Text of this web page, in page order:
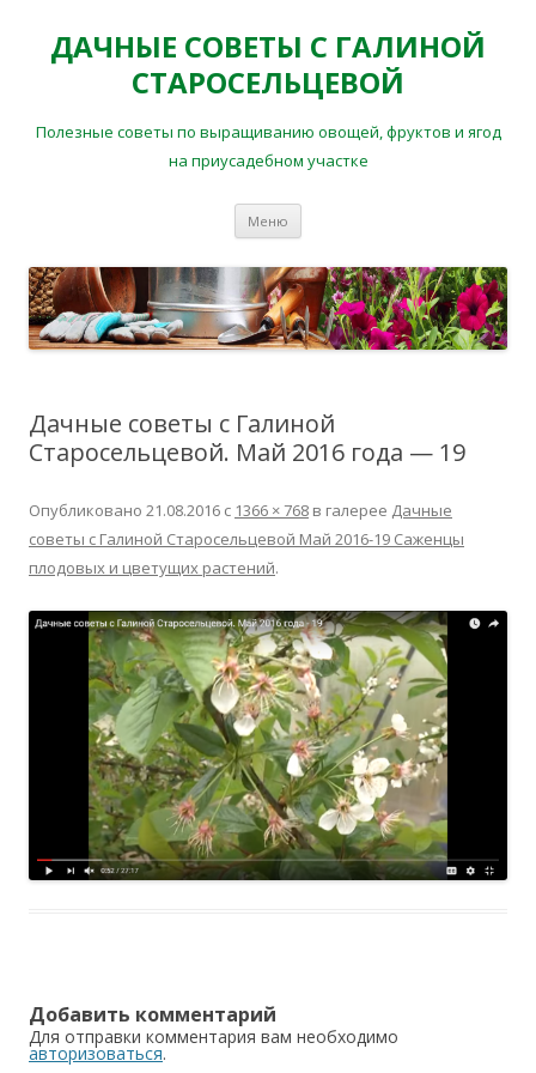
ДАЧНЫЕ СОВЕТЫ С ГАЛИНОЙ
СТАРОСЕЛЬЦЕВОЙ
Полезные советы по выращиванию овощей, фруктов и ягод
на приусадебном участке
Меню
Дачные советы с Галиной
Старосельцевой. Май 2016 года — 19
Опубликовано 21.08.2016 с 1366 × 768 в галерее Дачные
советы с Галиной Старосельцевой Май 2016-19 Саженцы
плодовых и цветущих растений.
Добавить комментарий
Для отправки комментария вам необходимо
авторизоваться.